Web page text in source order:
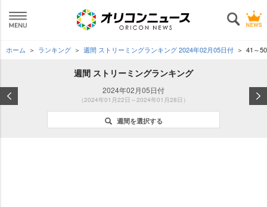
ホーム ランキング 週間 ストリーミングランキング 2024年02月05日付 41～
週間 ストリーミングランキング
2024年02月05日付
（2024年01月22日～2024年01月28日）
週間を選択する